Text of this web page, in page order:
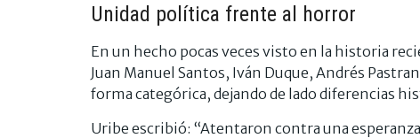
Unidad política frente al horror
En un hecho pocas veces visto en la historia
Juan Manuel Santos, Iván Duque, Andrés
forma categórica, dejando de lado diferencias
Uribe escribió: “Atentaron contra una